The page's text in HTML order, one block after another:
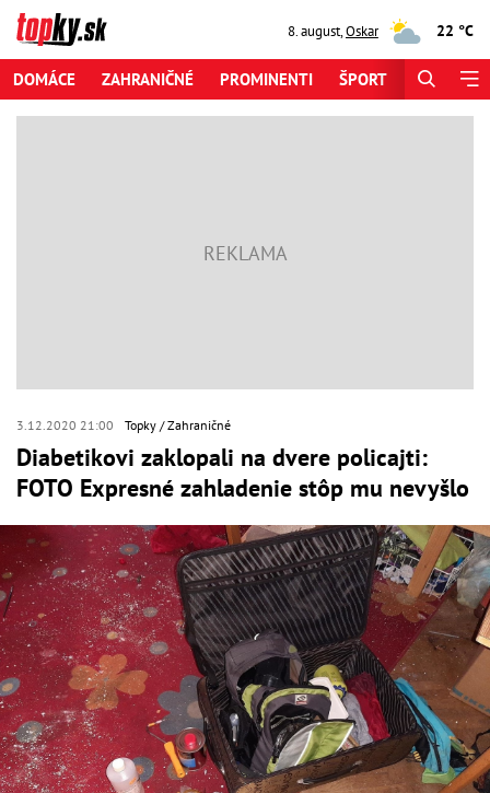
8. august,Oskar 22 °C
DOMÁCE ZAHRANIČNÉ PROMINENTI ŠPORT
3.12.2020 21:00 Topky Zahraničné
Diabetikovi zaklopali na dvere policajti:
FOTO Expresné zahladenie stôp mu nevyšlo